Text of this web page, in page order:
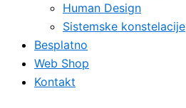
Human Design
Sistemske konstelacije
Besplatno
Web Shop
Kontakt